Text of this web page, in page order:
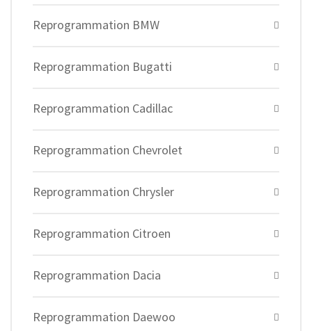
Reprogrammation BMW
Reprogrammation Bugatti
Reprogrammation Cadillac
Reprogrammation Chevrolet
Reprogrammation Chrysler
Reprogrammation Citroen
Reprogrammation Dacia
Reprogrammation Daewoo